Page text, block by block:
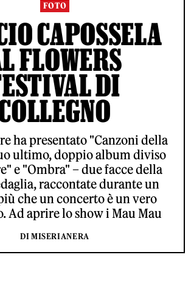
FOTO
CAPOSSELA
FLOWERS
DI
ha presentato "Canzoni della
ultimo, doppio album diviso
e "Ombra" – due facce della
raccontate durante un
che un concerto è un vero
Ad aprire lo show i Mau Mau
DI MISERIANERA